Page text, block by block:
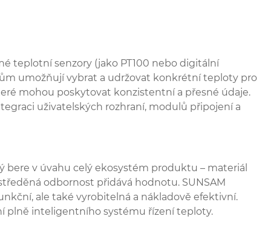
teplotní senzory (jako PT100 nebo digitální
umožňují vybrat a udržovat konkrétní teploty pro
mohou poskytovat konzistentní a přesné údaje.
uživatelských rozhraní, modulů připojení a
v úvahu celý ekosystém produktu – materiál
odbornost přidává hodnotu. SUNSAM
ale také vyrobitelná a nákladově efektivní.
plně inteligentního systému řízení teploty.